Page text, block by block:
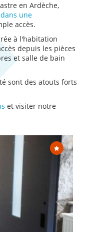
en Ardèche,
une
accès.
à l'habitation
depuis les pièces
et salle de bain
sont des atouts forts
et visiter notre